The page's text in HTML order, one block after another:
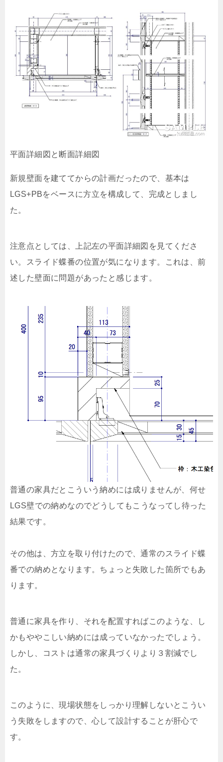
平面詳細図と断面詳細図
新規壁面を建ててからの計画だったので、基本は
LGS+PBをベースに方立を構成して、完成としまし
た。
注意点としては、上記左の平面詳細図を見てくださ
い。スライド蝶番の位置が気になります。これは、前
述した壁面に問題があったと感じます。
普通の家具だとこういう納めには成りませんが、何せ
LGS壁での納めなのでどうしてもこうなってし待った
結果です。
その他は、方立を取り付けたので、通常のスライド蝶
番での納めとなります。ちょっと失敗した箇所でもあ
ります。
普通に家具を作り、それを配置すればこのような、し
かもややこしい納めには成っていなかったでしょう。
しかし、コストは通常の家具づくりより３割減でし
た。
このように、現場状態をしっかり理解しないとこうい
う失敗をしますので、心して設計することが肝心で
す。